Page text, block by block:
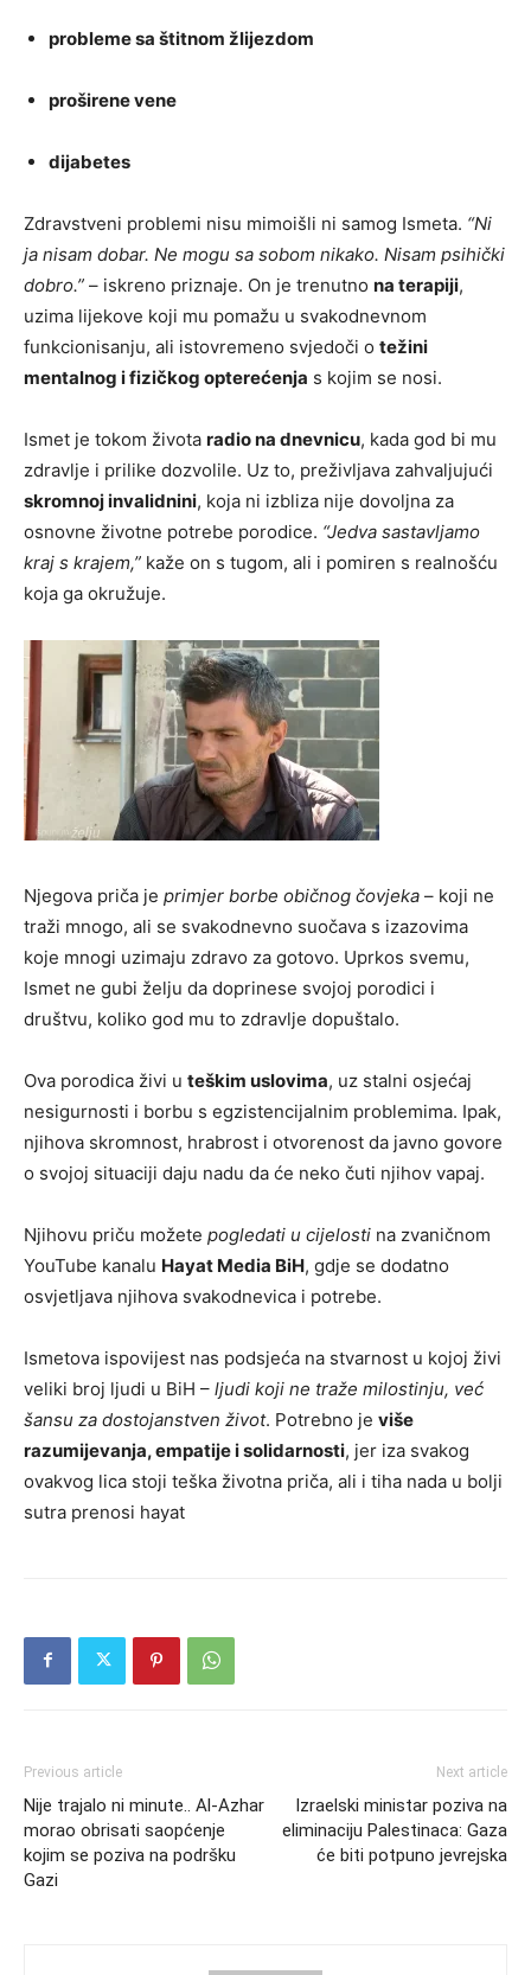
probleme sa štitnom žlijezdom
proširene vene
dijabetes
Zdravstveni problemi nisu mimoišli ni samog Ismeta. “Ni
ja nisam dobar. Ne mogu sa sobom nikako. Nisam psihički
dobro.” – iskreno priznaje. On je trenutno na terapiji,
uzima lijekove koji mu pomažu u svakodnevnom
funkcionisanju, ali istovremeno svjedoči o težini
mentalnog i fizičkog opterećenja s kojim se nosi.
Ismet je tokom života radio na dnevnicu, kada god bi mu
zdravlje i prilike dozvolile. Uz to, preživljava zahvaljujući
skromnoj invalidnini, koja ni izbliza nije dovoljna za
osnovne životne potrebe porodice. “Jedva sastavljamo
kraj s krajem,” kaže on s tugom, ali i pomiren s realnošću
koja ga okružuje.
Njegova priča je primjer borbe običnog čovjeka – koji ne
traži mnogo, ali se svakodnevno suočava s izazovima
koje mnogi uzimaju zdravo za gotovo. Uprkos svemu,
Ismet ne gubi želju da doprinese svojoj porodici i
društvu, koliko god mu to zdravlje dopuštalo.
Ova porodica živi u teškim uslovima, uz stalni osjećaj
nesigurnosti i borbu s egzistencijalnim problemima. Ipak,
njihova skromnost, hrabrost i otvorenost da javno govore
o svojoj situaciji daju nadu da će neko čuti njihov vapaj.
Njihovu priču možete pogledati u cijelosti na zvaničnom
YouTube kanalu Hayat Media BiH, gdje se dodatno
osvjetljava njihova svakodnevica i potrebe.
Ismetova ispovijest nas podsjeća na stvarnost u kojoj živi
veliki broj ljudi u BiH – ljudi koji ne traže milostinju, već
šansu za dostojanstven život. Potrebno je više
razumijevanja, empatije i solidarnosti, jer iza svakog
ovakvog lica stoji teška životna priča, ali i tiha nada u bolji
sutra prenosi hayat
Previous article
Nije trajalo ni minute.. Al-Azhar
morao obrisati saopćenje
kojim se poziva na podršku
Gazi
Next article
Izraelski ministar poziva na
eliminaciju Palestinaca: Gaza
će biti potpuno jevrejska